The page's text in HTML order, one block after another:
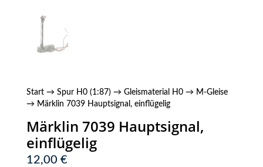
Start→ Spur H0 (1:87)→ Gleismaterial H0→ M-Gleise
→ Märklin 7039 Hauptsignal, einflügelig
Märklin 7039 Hauptsignal,
einflügelig
12,00 €